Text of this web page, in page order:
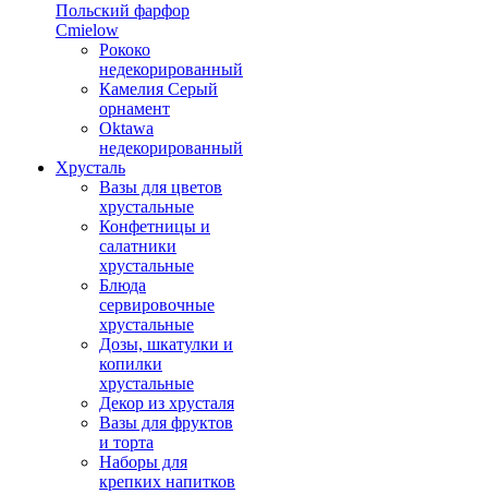
Польский фарфор
Сmielow
Рококо
недекорированный
Камелия Серый
орнамент
Oktawa
недекорированный
Хрусталь
Вазы для цветов
хрустальные
Конфетницы и
салатники
хрустальные
Блюда
сервировочные
хрустальные
Дозы, шкатулки и
копилки
хрустальные
Декор из хрусталя
Вазы для фруктов
и торта
Наборы для
крепких напитков